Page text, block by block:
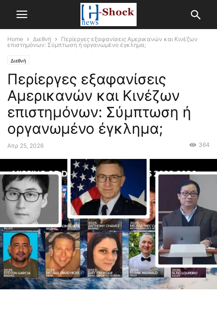
Home Διεθνή
Περίεργες εξαφανίσεις Αμερικανών και Κινέζων
επιστημόνων: Σύμπτωση ή οργανωμένο έγκλημα;
Διεθνή
Περίεργες εξαφανίσεις
Αμερικανών και Κινέζων
επιστημόνων: Σύμπτωση ή
οργανωμένο έγκλημα;
Απρ 25, 2026 364